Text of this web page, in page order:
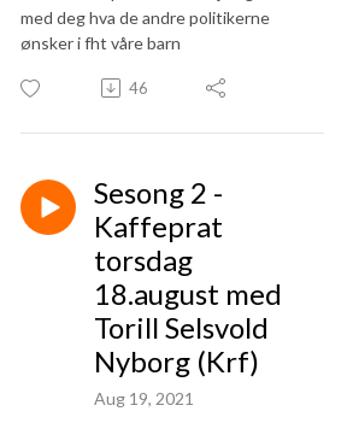
med deg hva de andre politikerne
ønsker i fht våre barn
46
Sesong 2 -
Kaffeprat
torsdag
18.august med
Torill Selsvold
Nyborg (Krf)
Aug 19, 2021